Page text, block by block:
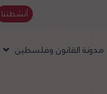
أنشطتنا
مدونة القانون وفلسطين